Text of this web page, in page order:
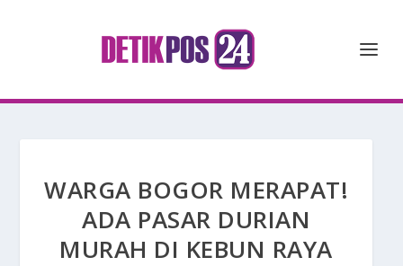
WARGA BOGOR MERAPAT!
ADA PASAR DURIAN
MURAH DI KEBUN RAYA